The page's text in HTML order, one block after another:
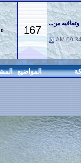
610
المشاركات المراقبين